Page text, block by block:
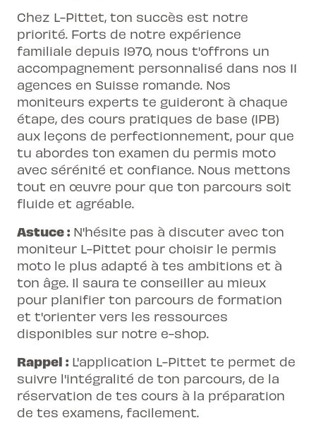
Chez L-Pittet, ton succès est notre
priorité. Forts de notre expérience
familiale depuis 1970, nous t'offrons un
accompagnement personnalisé dans nos 11
agences en Suisse romande. Nos
moniteurs experts te guideront à chaque
étape, des cours pratiques de base (IPB)
aux leçons de perfectionnement, pour que
tu abordes ton examen du permis moto
avec sérénité et confiance. Nous mettons
tout en œuvre pour que ton parcours soit
fluide et agréable.
Astuce : N'hésite pas à discuter avec ton
moniteur L-Pittet pour choisir le permis
moto le plus adapté à tes ambitions et à
ton âge. Il saura te conseiller au mieux
pour planifier ton parcours de formation
et t'orienter vers les ressources
disponibles sur notre e-shop.
Rappel : L'application L-Pittet te permet de
suivre l'intégralité de ton parcours, de la
réservation de tes cours à la préparation
de tes examens, facilement.